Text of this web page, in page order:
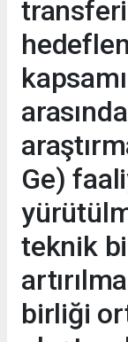
Ge)
teknik
birliği